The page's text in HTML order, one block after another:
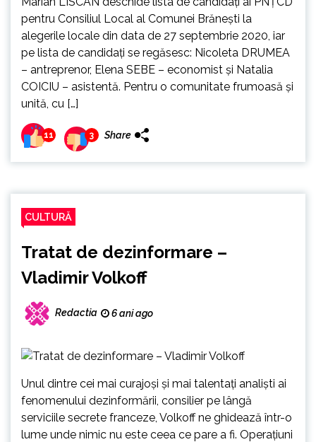
pentru Consiliul Local al Comunei Brănești la
alegerile locale din data de 27 septembrie 2020, iar
pe lista de candidați se regăsesc: Nicoleta DRUMEA
– antreprenor, Elena SEBE – economist și Natalia
COICIU – asistentă. Pentru o comunitate frumoasă și
unită, cu […]
11 3 Share
CULTURĂ
Tratat de dezinformare –
Vladimir Volkoff
Redactia 6 ani ago
Unul dintre cei mai curajoși și mai talentați analiști ai
fenomenului dezinformării, consilier pe lângă
serviciile secrete franceze, Volkoff ne ghidează într-o
lume unde nimic nu este ceea ce pare a fi. Operațiuni